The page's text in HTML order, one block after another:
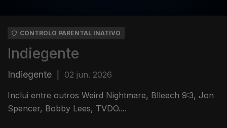
CONTROLO PARENTAL INATIVO
Indiegente
Indiegente 02 jun. 2026
Inclui entre outros Weird Nightmare, Blleech 9:3, Jon
Spencer, Bobby Lees, TVDO....